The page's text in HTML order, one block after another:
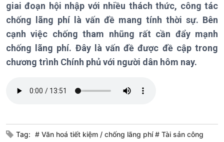
Tin Chính trị
Chính phủ với người dân
Quốc hội với cử tri
Xây dựng đảng
Đảng trong cuộc sống
Nhận diện sự thật
Tin thế giới
Vấn đề quốc tế
Hồ sơ sự kiện quốc tế
Thế giới & Việt Nam
Biên cương - Một dải vững
bền
Tin Kinh tế
Trước giờ mở cửa
Tin Nông nghiệp & Biển
đảo
giai đoạn hội nhập với nhiều thách thức, công tác
chống lãng phí là vấn đề mang tính thời sự. Bên
cạnh việc chống tham nhũng rất cần đẩy mạnh
chống lãng phí. Đây là vấn đề được đề cập trong
chương trình Chính phủ với người dân hôm nay.
Tag: # Văn hoá tiết kiệm chống lãng phí # Tài sản công